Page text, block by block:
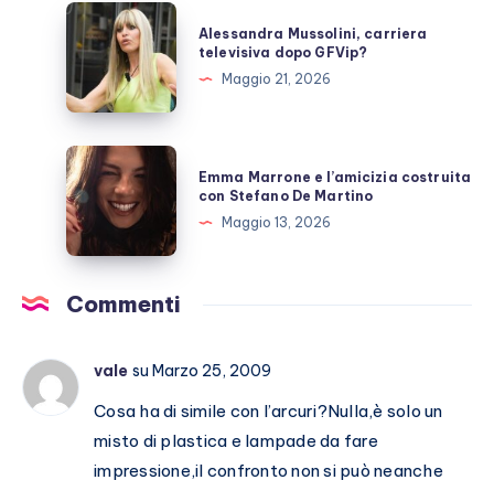
allo
scoperto
Alessandra
Mussolini,
carriera
televisiva
dopo
GFVip?
Alessandra Mussolini, carriera
televisiva dopo GFVip?
Maggio 21, 2026
Emma
Marrone
e
l’amicizia
costruita
con
Martino
Emma Marrone e l’amicizia costruita
con Stefano De Martino
Maggio 13, 2026
Commenti
vale su Marzo 25, 2009
Cosa ha di simile con l’arcuri?Nulla,è solo un
misto di plastica e lampade da fare
impressione,il confronto non si può neanche